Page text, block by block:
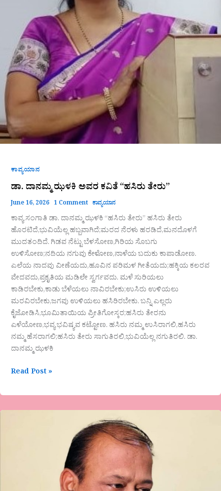
ಕಾವ್ಯಯಾನ
ಡಾ. ದಾನಮ್ಮ ಝಳಕಿ ಅವರ ಕವಿತೆ “ಹಸಿರು ತೇರು”
June 16, 2026 1 Comment ಕಾವ್ಯಯಾನ
ಕಾವ್ಯ ಸಂಗಾತಿ ಡಾ. ದಾನಮ್ಮ ಝಳಕಿ “ಹಸಿರು ತೇರು” ಹಸಿರು ತೇರು
ಹೊರಟಿದೆ,ಭುವಿಯೆಲ್ಲ ಹಬ್ಬವಾಗಿದೆ;ಮರದ ನೆರಳು ಹರಡಿದೆ,ಮನದೊಳಗೆ
ಮುದತಂದಿದೆ. ಗಿಡವ ನೆಟ್ಟು ಬೆಳಸೋಣ,ಗಿರಿಯ ಸೊಬಗು
ಉಳಿಸೋಣ;ನದಿಯ ನಗುವು ಕೇಳೋಣ,ನಾಳೆಯ ಬದುಕು ಕಾಪಾಡೋಣ.
ಎಲೆಯ ನಾದವು ವೀಣೆಯದು,ಹೂವಿನ ಪರಿಮಳ ಗೀತೆಯದು;ಹಕ್ಕಿಯ ಕಲರವ
ವೇದವದು,ಪ್ರಕೃತಿಯ ಮಡಿಲೇ ಸ್ವರ್ಗವದು. ಮಳೆ ಸುರಿಯಲು
ಕಾಡಿರಬೇಕು,ಕಾಡು ಬೆಳೆಯಲು ನಾವಿರಬೇಕು;ಉಸಿರು ಉಳಿಯಲು
ಮರವಿರಬೇಕು,ಜಗವು ಉಳಿಯಲು ಹಸಿರಿರಬೇಕು. ಬನ್ನಿ ಎಲ್ಲರು
ಕೈಜೋಡಿಸಿ,ಭೂಮಿತಾಯಿಯ ಪ್ರೀತಿಗೋಸ್ಕರ;ಹಸಿರು ತೇರನು
ಎಳೆಯೋಣ,ಭವ್ಯ ಭವಿಷ್ಯವ ಕಟ್ಟೋಣ. ಹಸಿರು ನಮ್ಮ ಉಸಿರಾಗಲಿ,ಹಸಿರು
ನಮ್ಮ ಹೆಸರಾಗಲಿ;ಹಸಿರು ತೇರು ಸಾಗುತಿರಲಿ,ಭುವಿಯೆಲ್ಲ ನಗುತಿರಲಿ. ಡಾ.
ದಾನಮ್ಮ ಝಳಕಿ
Read Post »
“ಜಗದೊಡೆಯಮುನಿದರೇ….”